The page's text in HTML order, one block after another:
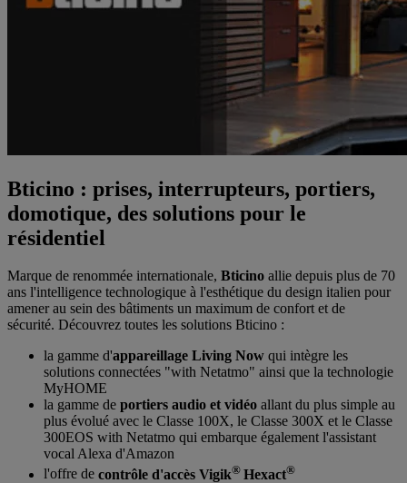
Bticino : prises, interrupteurs, portiers,
domotique, des solutions pour le
résidentiel
Marque de renommée internationale, Bticino allie depuis plus de 70
ans l'intelligence technologique à l'esthétique du design italien pour
amener au sein des bâtiments un maximum de confort et de
sécurité. Découvrez toutes les solutions Bticino :
la gamme d'appareillage Living Now qui intègre les
solutions connectées "with Netatmo" ainsi que la technologie
MyHOME
la gamme de portiers audio et vidéo allant du plus simple au
plus évolué avec le Classe 100X, le Classe 300X et le Classe
300EOS with Netatmo qui embarque également l'assistant
vocal Alexa d'Amazon
l'offre de contrôle d'accès Vigik® Hexact®